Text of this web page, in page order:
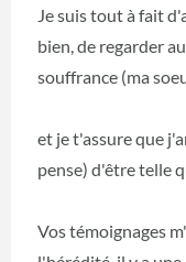
Je suis tout à fait
bien, de regarder
souffrance (ma
et je t'assure que
pense) d'être telle
Vos témoignages